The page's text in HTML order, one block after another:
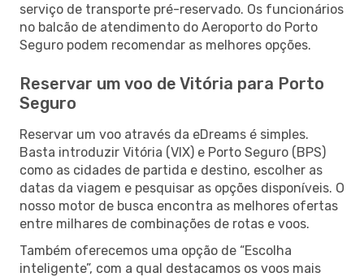
serviço de transporte pré-reservado. Os funcionários
no balcão de atendimento do Aeroporto do Porto
Seguro podem recomendar as melhores opções.
Reservar um voo de Vitória para Porto
Seguro
Reservar um voo através da eDreams é simples.
Basta introduzir Vitória (VIX) e Porto Seguro (BPS)
como as cidades de partida e destino, escolher as
datas da viagem e pesquisar as opções disponíveis. O
nosso motor de busca encontra as melhores ofertas
entre milhares de combinações de rotas e voos.
Também oferecemos uma opção de “Escolha
inteligente”, com a qual destacamos os voos mais